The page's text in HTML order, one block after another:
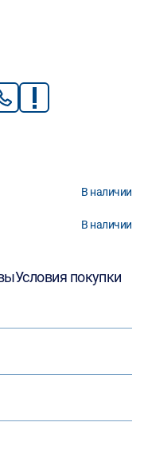
В наличии
В наличии
Условия покупки